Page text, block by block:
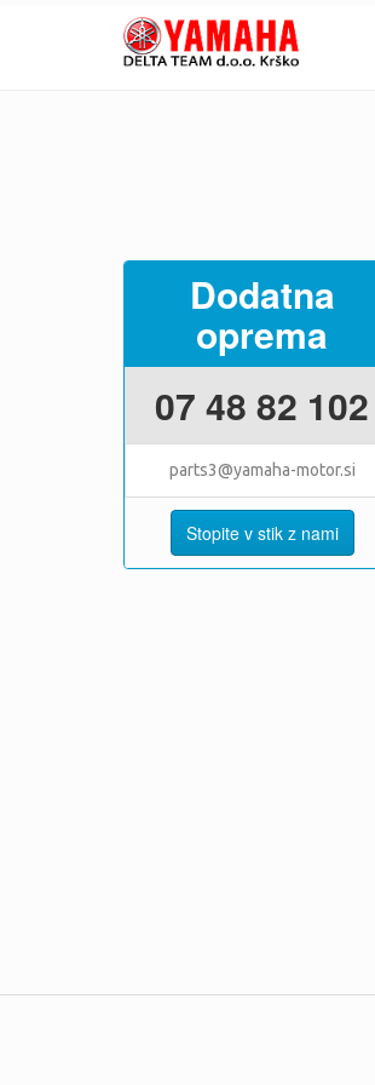
Dodatna
oprema
07 48 82 102
parts3@yamaha-motor.si
Stopite v stik z nami